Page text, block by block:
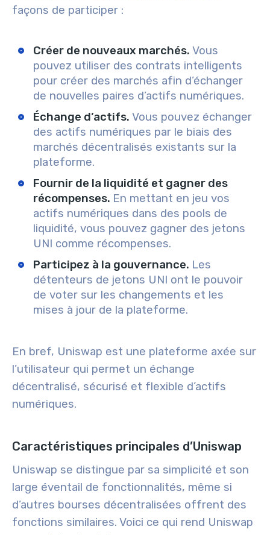
façons de participer :
Créer de nouveaux marchés. Vous
pouvez utiliser des contrats intelligents
pour créer des marchés afin d’échanger
de nouvelles paires d’actifs numériques.
Échange d’actifs. Vous pouvez échanger
des actifs numériques par le biais des
marchés décentralisés existants sur la
plateforme.
Fournir de la liquidité et gagner des
récompenses. En mettant en jeu vos
actifs numériques dans des pools de
liquidité, vous pouvez gagner des jetons
UNI comme récompenses.
Participez à la gouvernance. Les
détenteurs de jetons UNI ont le pouvoir
de voter sur les changements et les
mises à jour de la plateforme.
En bref, Uniswap est une plateforme axée sur
l’utilisateur qui permet un échange
décentralisé, sécurisé et flexible d’actifs
numériques.
Caractéristiques principales d’Uniswap
Uniswap se distingue par sa simplicité et son
large éventail de fonctionnalités, même si
d’autres bourses décentralisées offrent des
fonctions similaires. Voici ce qui rend Uniswap